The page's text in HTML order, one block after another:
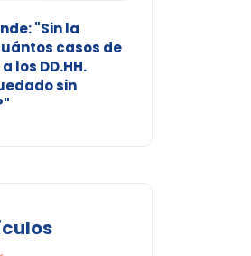
"Sin la
casos de
los DD.HH.
sin